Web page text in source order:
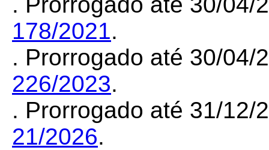
178/2021.
. Prorrogado até 30/04/
226/2023.
. Prorrogado até 31/12/
21/2026.